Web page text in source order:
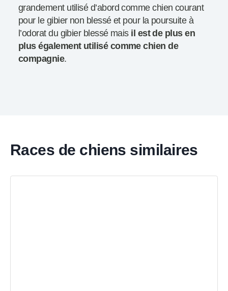
grandement utilisé d’abord comme chien courant
pour le gibier non blessé et pour la poursuite à
l’odorat du gibier blessé mais il est de plus en
plus également utilisé comme chien de
compagnie.
Races de chiens similaires